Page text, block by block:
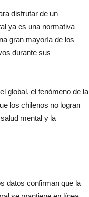
disfrutar de un
ya es una normativa
gran mayoría de los
durante sus
global, el fenómeno de la
los chilenos no logran
mental y la
datos confirman que la